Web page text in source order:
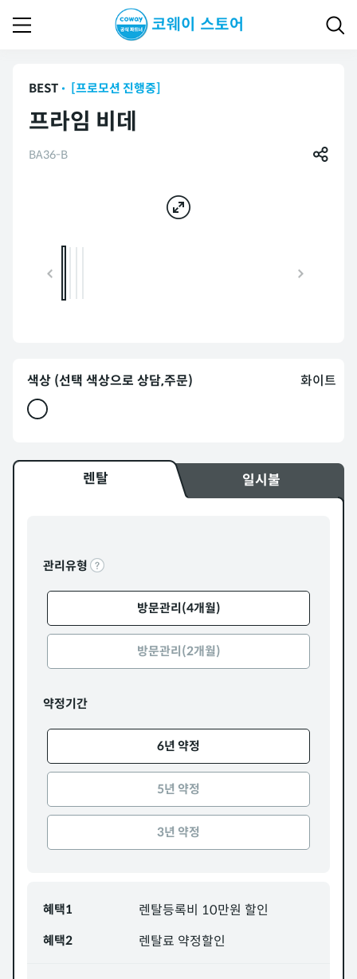
BEST [프로모션 진행중]
프라임 비데
BA36-B
색상 (선택 색상으로 상담,주문) 화이트
렌탈 일시불
관리유형
방문관리(4개월)
방문관리(2개월)
약정기간
6년 약정
5년 약정
3년 약정
혜택1 렌탈등록비 10만원 할인
혜택2 렌탈료 약정할인